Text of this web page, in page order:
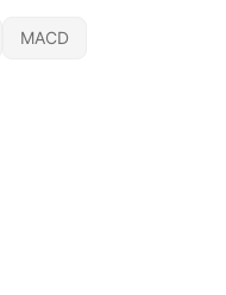
MACD